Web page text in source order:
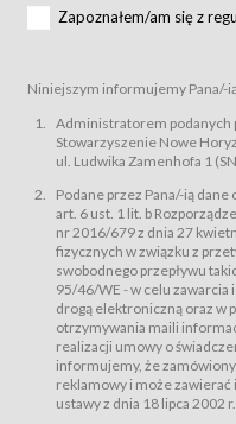
za pośrednictwem Serwisu;
podmiotom z branży mediów i
Bilety – wybrane dokumenty
Usługodawcą i uprawniające
przewidziane przez
do uczestnictwa w wielu albo
Sklep – sklep internetowy
Regulamin – niniejszy
§ 2
Postanowienia ogólne
Regulamin określa zasady:
świadczenia
zastrzeżeniem usług, o
zasady świadczenia
przetwarzania przez
będących osobami
Zapoznałem/am się z
Niniejszym informujemy Pana/-
Administratorem podanych
Stowarzyszenie Nowe
ul. Ludwika Zamenhofa 1
Podane przez Pana/-ią
art. 6 ust. 1 lit. b
nr 2016/679 z dnia 27
fizycznych w związku z
swobodnego przepływu
95/46/WE - w celu zawarcia
drogą elektroniczną oraz w
otrzymywania maili
realizacji umowy o
informujemy, że
reklamowy i może
ustawy z dnia 18 lipca 2002